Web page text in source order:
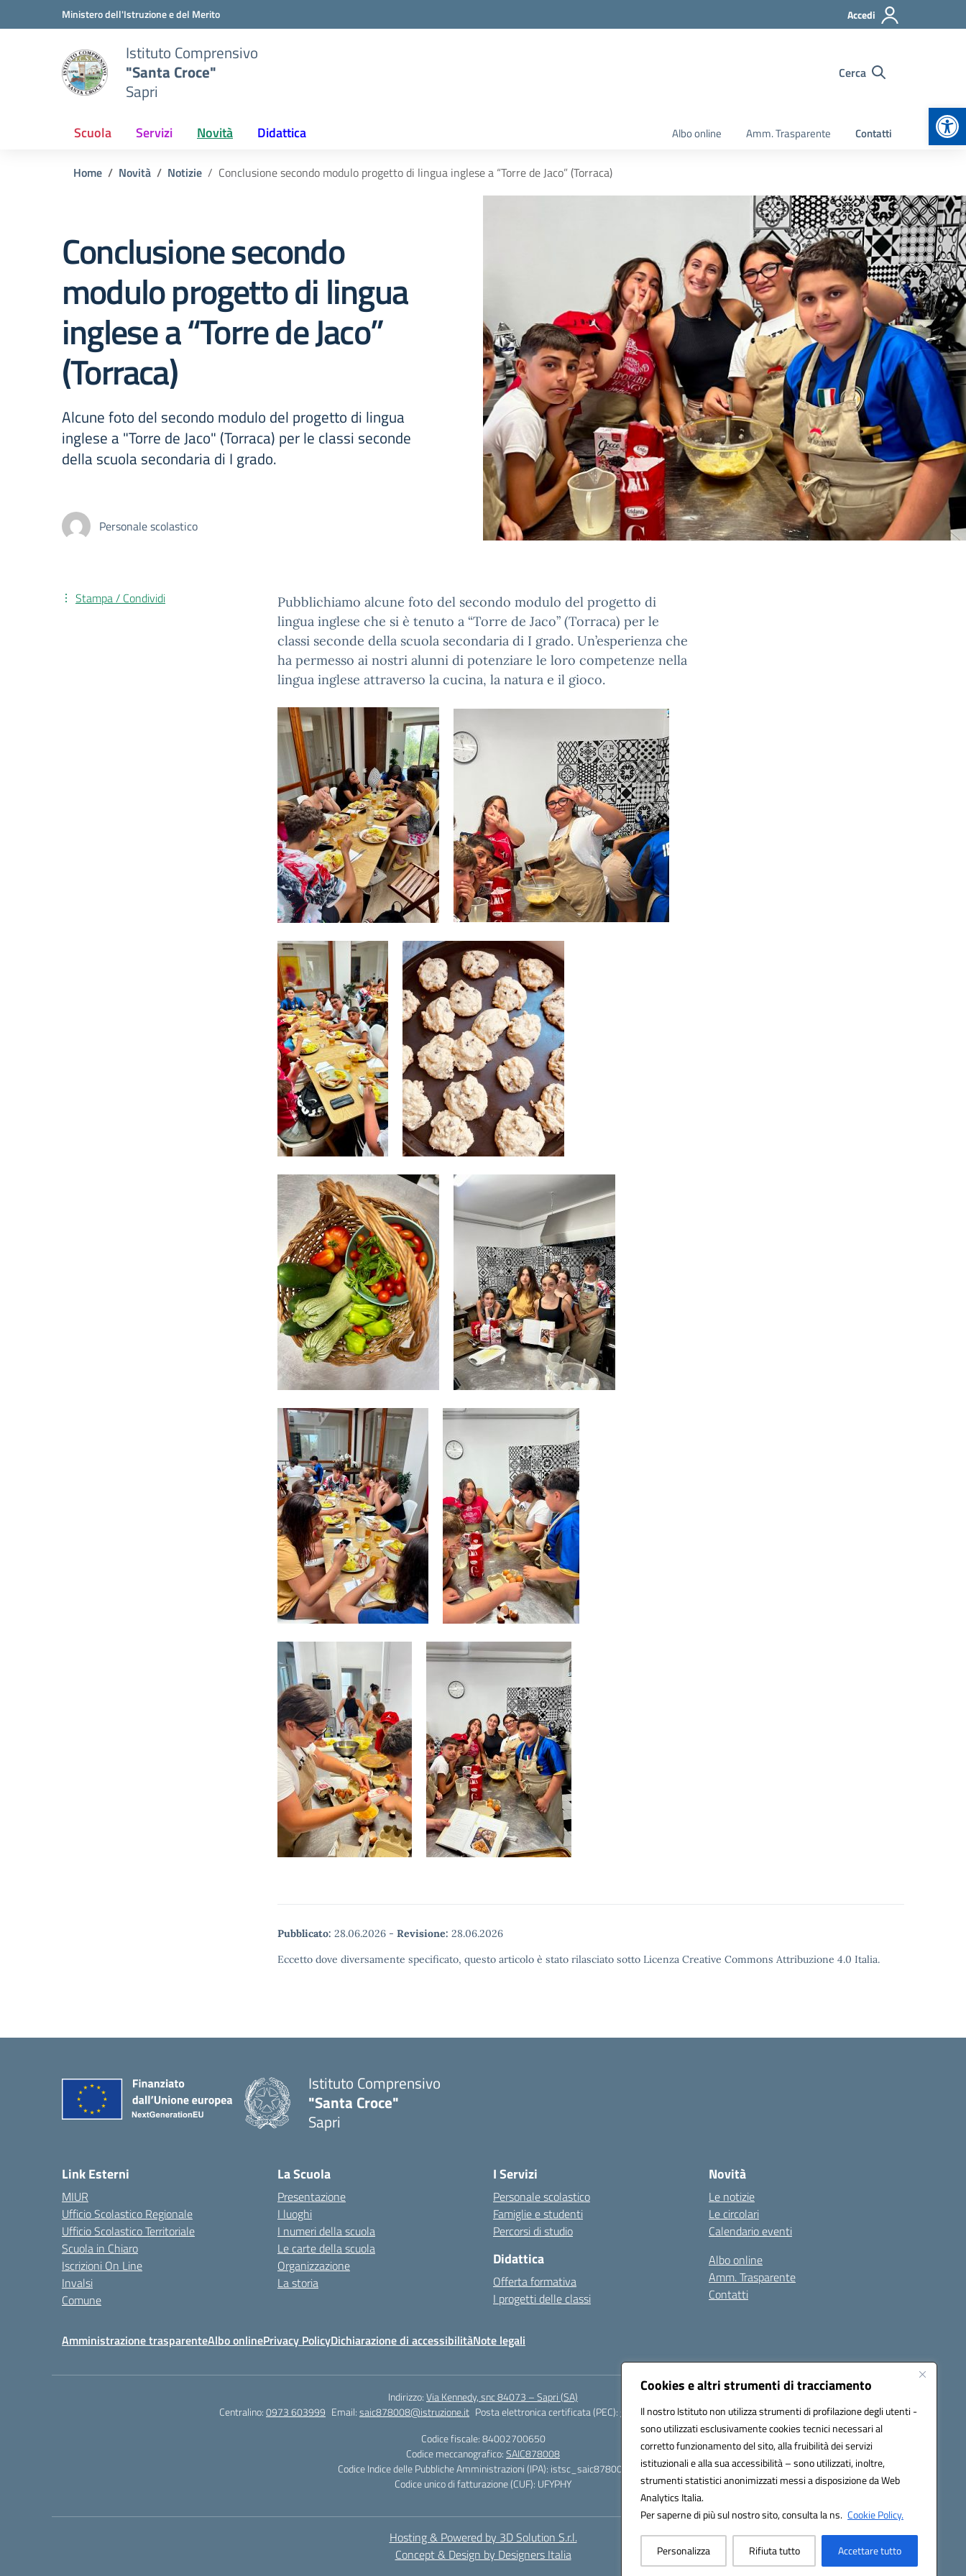
Cookies e altri strumenti di tracciamento
Il nostro Istituto non utilizza strumenti di profilazione degli utenti -
sono utilizzati esclusivamente cookies tecnici necessari al
corretto funzionamento del sito, alla fruibilità dei servizi
istituzionali e alla sua accessibilità – sono utilizzati, inoltre,
strumenti statistici anonimizzati messi a disposizione da Web
Analytics Italia.
Per saperne di più sul nostro sito, consulta la ns. Cookie Policy.
Personalizza Rifiuta tutto Accettare tutto
Vai ai contenuti
Vai al menu di navigazioneMinistero dell'Istruzione e del Merito Accedi
Istituto Comprensivo
"Santa Croce"
Sapri
Cerca
Scuola Servizi Novità Didattica Albo online Amm. Trasparente Contatti
Home Novità Notizie Conclusione secondo modulo progetto di lingua inglese a “Torre de Jaco” (Torraca)
Conclusione secondo
modulo progetto di lingua
inglese a “Torre de Jaco”
(Torraca)
Alcune foto del secondo modulo del progetto di lingua
inglese a "Torre de Jaco" (Torraca) per le classi seconde
della scuola secondaria di I grado.
Personale scolastico
Pubblichiamo alcune foto del secondo modulo del progetto di
lingua inglese che si è tenuto a “Torre de Jaco” (Torraca) per le
classi seconde della scuola secondaria di I grado. Un’esperienza che
ha permesso ai nostri alunni di potenziare le loro competenze nella
lingua inglese attraverso la cucina, la natura e il gioco.
Pubblicato: 28.06.2026 - Revisione: 28.06.2026
Eccetto dove diversamente specificato, questo articolo è stato rilasciato sotto Licenza Creative Commons Attribuzione 4.0 Italia.
Stampa / Condividi
Istituto Comprensivo
"Santa Croce"
Sapri
Link Esterni
MIUR
Ufficio Scolastico Regionale
Ufficio Scolastico Territoriale
Scuola in Chiaro
Iscrizioni On Line
Invalsi
Comune
La Scuola
Presentazione
I luoghi
I numeri della scuola
Le carte della scuola
Organizzazione
La storia
I Servizi
Personale scolastico
Famiglie e studenti
Percorsi di studio
Didattica
Offerta formativa
I progetti delle classi
Novità
Le notizie
Le circolari
Calendario eventi
Albo online
Amm. Trasparente
Contatti
Amministrazione trasparenteAlbo onlinePrivacy PolicyDichiarazione di accessibilitàNote legali
Indirizzo:Via Kennedy, snc 84073 – Sapri (SA)
Centralino:0973 603999 Email:saic878008@istruzione.it Posta elettronica certificata (PEC):saic878008@pec.istruzione.it
Codice fiscale: 84002700650
Codice meccanografico:SAIC878008
Codice Indice delle Pubbliche Amministrazioni (IPA): istsc_saic878008
Codice unico di fatturazione (CUF): UFYPHY
Hosting & Powered by 3D Solution S.r.l.
Concept & Design by Designers Italia